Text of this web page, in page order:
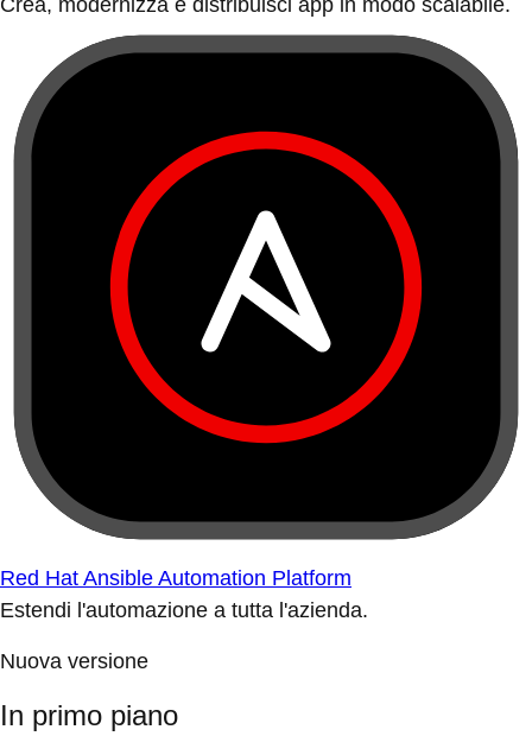
Crea, modernizza e distribuisci app in modo scalabile.
Red Hat Ansible Automation Platform
Estendi l'automazione a tutta l'azienda.
Nuova versione
In primo piano